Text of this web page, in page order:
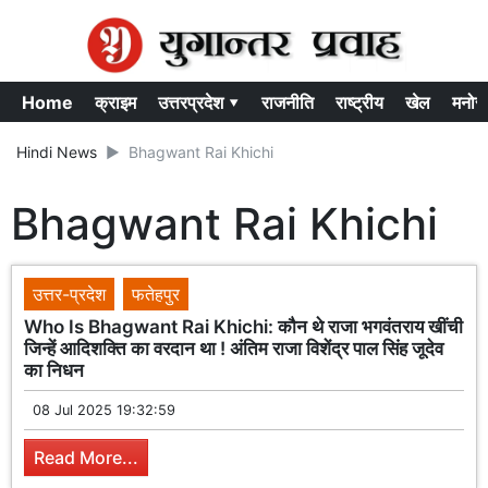
Home क्राइम उत्तरप्रदेश ▾ राजनीति राष्ट्रीय खेल
Hindi News Bhagwant Rai Khichi
Bhagwant Rai Khichi
उत्तर-प्रदेश
फतेहपुर
Who Is Bhagwant Rai Khichi: कौन थे राजा भगवंतराय खींची
जिन्हें आदिशक्ति का वरदान था ! अंतिम राजा विशेंद्र पाल सिंह जूदेव
का निधन
08 Jul 2025 19:32:59
Read More...